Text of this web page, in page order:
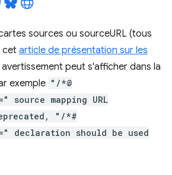
sources ou sourceURL (tous
cet article de présentation sur les
avertissement peut s'afficher dans la
exemple "/*@
source mapping URL
"/*#
declaration should be used